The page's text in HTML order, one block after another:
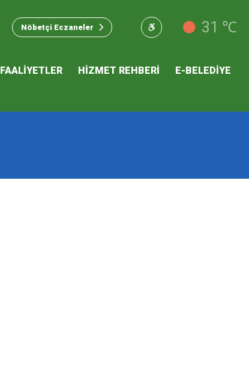
Nöbetçi Eczaneler 31 ℃
FAALİYETLER HİZMET REHBERİ E-BELEDİYE